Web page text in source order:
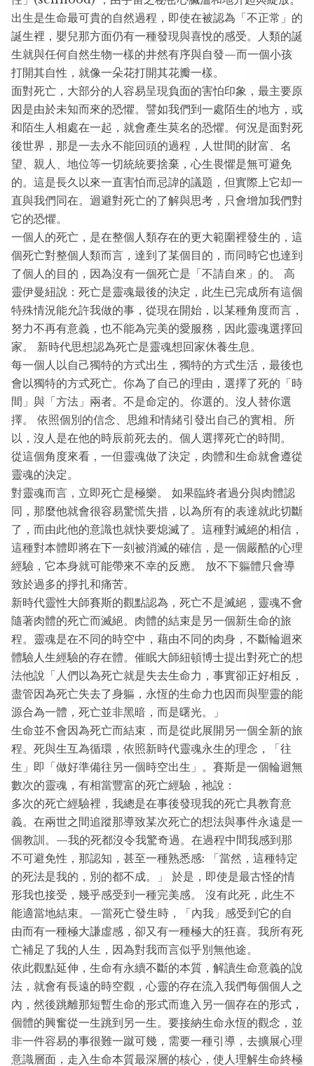
出生是生命最可貴的自然過程，即使在被認為「不正常」的
誕生裡，嬰兒那方面仍有一種發現與喜悅的感受。人類的誕
生就與任何自然生物一樣的井然有序與自發—而一個小孩
打開其自性，就像一朵花打開其花瓣一樣。
面對死亡，大部分的人容易呈現負面的害怕印象，最主要原
因是由於未知而來的恐懼。譬如我們到一處陌生的地方，或
和陌生人相處在一起，就會產生莫名的恐懼。何況是面對死
後世界，那是一去永不能回頭的過程，人世間的財富、名
望、親人、地位等一切統統要捨棄，心生畏懼是無可避免
的。這是長久以來一直害怕而忌諱的議題，但實際上它却一
直與我們同在。迴避對死亡的了解與思考，只會增加我們對
它的恐懼。
一個人的死亡，是在整個人類存在的更大範圍裡發生的，這
個死亡對整個人類而言，達到了某個目的，而同時它也達到
了個人的目的，因為沒有一個死亡是「不請自來」的。 高
靈伊曼紐說：死亡是靈魂最後的決定，此生已完成所有這個
特殊情況能允許我做的事，從現在開始，以某種角度而言，
努力不再有意義，也不能為完美的愛服務，因此靈魂選擇回
家。 新時代思想認為死亡是靈魂想回家休養生息。
每一個人以自己獨特的方式出生，獨特的方式生活，最後也
會以獨特的方式死亡。你為了自己的理由，選擇了死的「時
間」與「方法」兩者。不是命定的。你選的。沒人替你選
擇。 依照個別的信念、思維和情緒引發出自己的實相。所
以，沒人是在他的時辰前死去的。個人選擇死亡的時間。
從這個角度來看，一但靈魂做了決定，肉體和生命就會遵從
靈魂的決定。
對靈魂而言，立即死亡是極樂。 如果臨終者過分與肉體認
同，那麼他就會很容易驚慌失措，以為所有的表達就此切斷
了，而由此他的意識也就快要熄滅了。這種對滅絕的相信，
這種對本體即將在下一刻被消滅的確信，是一個嚴酷的心理
經驗，它本身就可能帶來不幸的反應。 放不下軀體只會導
致於過多的掙扎和痛苦。
新時代靈性大師賽斯的觀點認為，死亡不是滅絕，靈魂不會
隨著肉體的死亡而滅絕。肉體的結束是另一個新生命的旅
程。靈魂是在不同的時空中，藉由不同的肉身，不斷輪迴來
體驗人生經驗的存在體。催眠大師紐頓博士提出對死亡的想
法他說「人們以為死亡就是失去生命力，事實卻正好相反，
盡管因為死亡失去了身軀，永恆的生命力也因而與聖靈的能
源合為一體，死亡並非黑暗，而是曙光。」
生命並不會因為死亡而結束，而是從此展開另一個全新的旅
程。死與生互為循環，依照新時代靈魂永生的理念，「往
生」即「做好準備往另一個時空出生」。賽斯是一個輪迴無
數次的靈魂，有相當豐富的死亡經驗，祂說：
多次的死亡經驗裡，我總是在事後發現我的死亡具教育意
義。在兩世之間追蹤那導致某次死亡的想法與事件永遠是一
個教訓。—我的死都沒令我驚奇過。在過程中間我感到那
不可避免性，那認知，甚至一種熟悉感: 「當然，這種特定
的死法是我的，別的都不成。」 於是，即使是最古怪的情
形我也接受，幾乎感受到一種完美感。 沒有此死，此生不
能適當地結束。—當死亡發生時，「內我」感受到它的自
由而有一種極大謙虛感，卻又有一種極大的狂喜。我所有死
亡補足了我的人生，因為對我而言似乎別無他途。
依此觀點延伸，生命有永續不斷的本質，解讀生命意義的說
法，就會有長遠的時空觀，心靈的存在流入我們每個個人之
內，然後跳離那短暫生命的形式而進入另一個存在的形式，
個體的興奮從一生跳到另一生。要接納生命永恆的觀念，並
非一件容易的事很難一蹴可幾，需要一種引導，去擴展心理
意識層面，走入生命本質最深層的核心，使人理解生命終極